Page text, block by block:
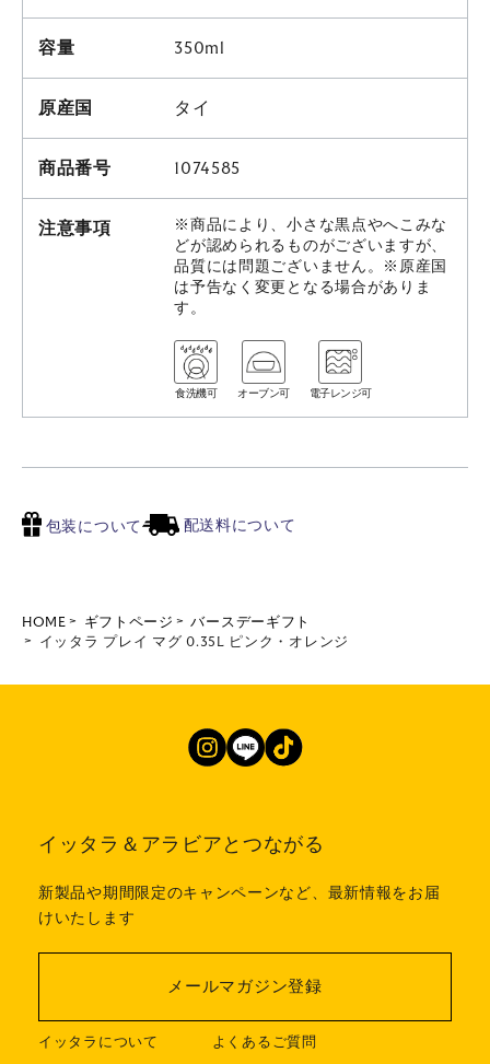
容量 350ml
原産国 タイ
商品番号 1074585
注意事項
※商品により、小さな黒点やへこみな
どが認められるものがございますが、
品質には問題ございません。※原産国
は予告なく変更となる場合がありま
す。
食洗機可 オーブン可 電子レンジ可
包装について 配送料について
HOME ギフトページ
バースデーギフト
イッタラ プレイ マグ 0.35L ピンク・オレンジ
イッタラ＆アラビアとつながる
新製品や期間限定のキャンペーンなど、最新情報をお届
けいたします
メールマガジン登録
イッタラについて よくあるご質問